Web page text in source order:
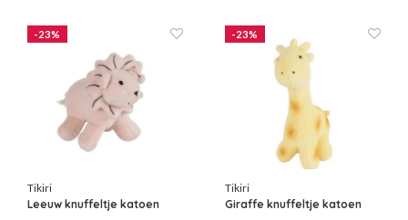
-23%
Tikiri
Leeuw knuffeltje katoen
-23%
Tikiri
Giraffe knuffeltje katoen